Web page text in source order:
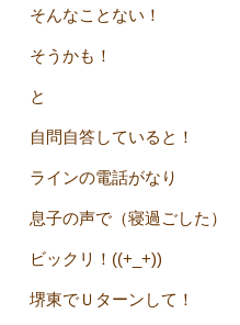
そんなことない！
そうかも！
と
自問自答していると！
ラインの電話がなり
息子の声で（寝過ごした）
ビックリ！((+_+))
堺東でＵターンして！